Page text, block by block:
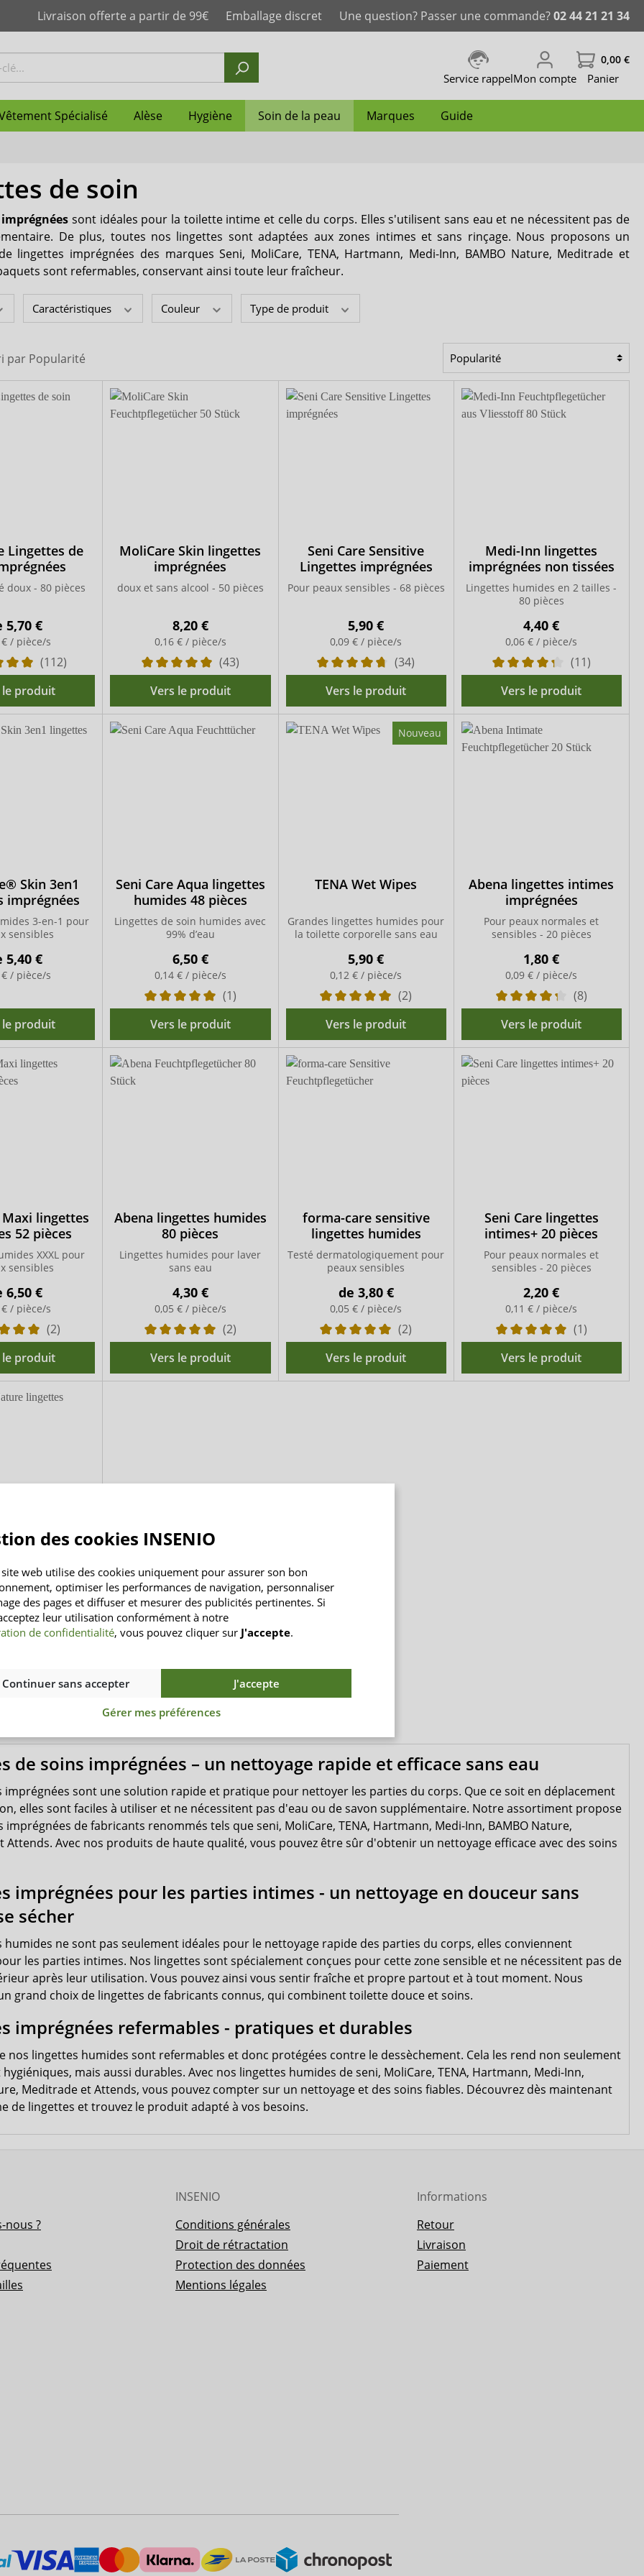
Livraison offerte a partir de 99€ Emballage discret Une question? Passer une commande?02 44 21 21 34
Service rappelMon compte
0,00 €
Panier
Spécialisé Alèse Hygiène Soin de la peau Marques Guide
adulte Culotte absorbante Incontinence fécale
Slip de maintien
femme
post-partum
hommeenfant
plastique
Boissons nutritives hypercaloriques
& hyperprotéinées
la peau
jetables Shampoing Mousse nettoyante
Janibell Lille
suprima Dailee
Ultrana
seguna
de soin
sont idéales pour la toilette intime et celle du corps. Elles s'utilisent sans eau et ne nécessitent pas de
De plus, toutes nos lingettes sont adaptées aux zones intimes et sans rinçage. Nous proposons un
lingettes imprégnées des marques Seni, MoliCare, TENA, Hartmann, Medi-Inn, BAMBO Nature, Meditrade et
sont refermables, conservant ainsi toute leur fraîcheur.
Caractéristiques Couleur Type de produit
par Popularité
Lingettes de
doux - 80 pièces
5,70 €
/ pièce/s
(112)
le produit
MoliCare Skin lingettes
imprégnées
doux et sans alcool - 50 pièces
8,20 €
0,16 € / pièce/s
(43)
Vers le produit
Seni Care Sensitive
Lingettes imprégnées
Pour peaux sensibles - 68 pièces
5,90 €
0,09 € / pièce/s
(34)
Vers le produit
Medi-Inn lingettes
imprégnées non tissées
Lingettes humides en 2 tailles -
80 pièces
4,40 €
0,06 € / pièce/s
(11)
Vers le produit
Skin 3en1
imprégnées
3-en-1 pour
sensibles
5,40 €
/ pièce/s
le produit
Seni Care Aqua lingettes
humides 48 pièces
Lingettes de soin humides avec
99% d’eau
6,50 €
0,14 € / pièce/s
(1)
Vers le produit
Nouveau
TENA Wet Wipes
Grandes lingettes humides pour
la toilette corporelle sans eau
5,90 €
0,12 € / pièce/s
(2)
Vers le produit
Abena lingettes intimes
imprégnées
Pour peaux normales et
sensibles - 20 pièces
1,80 €
0,09 € / pièce/s
(8)
Vers le produit
Maxi lingettes
52 pièces
XXXL pour
sensibles
6,50 €
/ pièce/s
(2)
le produit
Abena lingettes humides
80 pièces
Lingettes humides pour laver
sans eau
4,30 €
0,05 € / pièce/s
(2)
Vers le produit
forma-care sensitive
lingettes humides
Testé dermatologiquement pour
peaux sensibles
de 3,80 €
0,05 € / pièce/s
(2)
Vers le produit
Seni Care lingettes
intimes+ 20 pièces
Pour peaux normales et
sensibles - 20 pièces
2,20 €
0,11 € / pièce/s
(1)
Vers le produit
lingettes
pour bébé -
pièces
€
le produit
de soins imprégnées – un nettoyage rapide et efficace sans eau
imprégnées sont une solution rapide et pratique pour nettoyer les parties du corps. Que ce soit en déplacement
elles sont faciles à utiliser et ne nécessitent pas d'eau ou de savon supplémentaire. Notre assortiment propose
imprégnées de fabricants renommés tels que seni, MoliCare, TENA, Hartmann, Medi-Inn, BAMBO Nature,
Attends. Avec nos produits de haute qualité, vous pouvez être sûr d'obtenir un nettoyage efficace avec des soins
imprégnées pour les parties intimes - un nettoyage en douceur sans
sécher
humides ne sont pas seulement idéales pour le nettoyage rapide des parties du corps, elles conviennent
les parties intimes. Nos lingettes sont spécialement conçues pour cette zone sensible et ne nécessitent pas de
après leur utilisation. Vous pouvez ainsi vous sentir fraîche et propre partout et à tout moment. Nous
grand choix de lingettes de fabricants connus, qui combinent toilette douce et soins.
imprégnées refermables - pratiques et durables
nos lingettes humides sont refermables et donc protégées contre le dessèchement. Cela les rend non seulement
mais aussi durables. Avec nos lingettes humides de seni, MoliCare, TENA, Hartmann, Medi-Inn,
Meditrade et Attends, vous pouvez compter sur un nettoyage et des soins fiables. Découvrez dès maintenant
de lingettes et trouvez le produit adapté à vos besoins.
nous ?
INSENIO
Conditions générales
Droit de rétractation
Protection des données
Mentions légales
Informations
Retour
Livraison
Paiement
des cookies INSENIO
web utilise des cookies uniquement pour assurer son bon
optimiser les performances de navigation, personnaliser
des pages et diffuser et mesurer des publicités pertinentes. Si
leur utilisation conformément à notre
de confidentialité, vous pouvez cliquer sur J'accepte.
Continuer sans accepter
J'accepte
Gérer mes préférences